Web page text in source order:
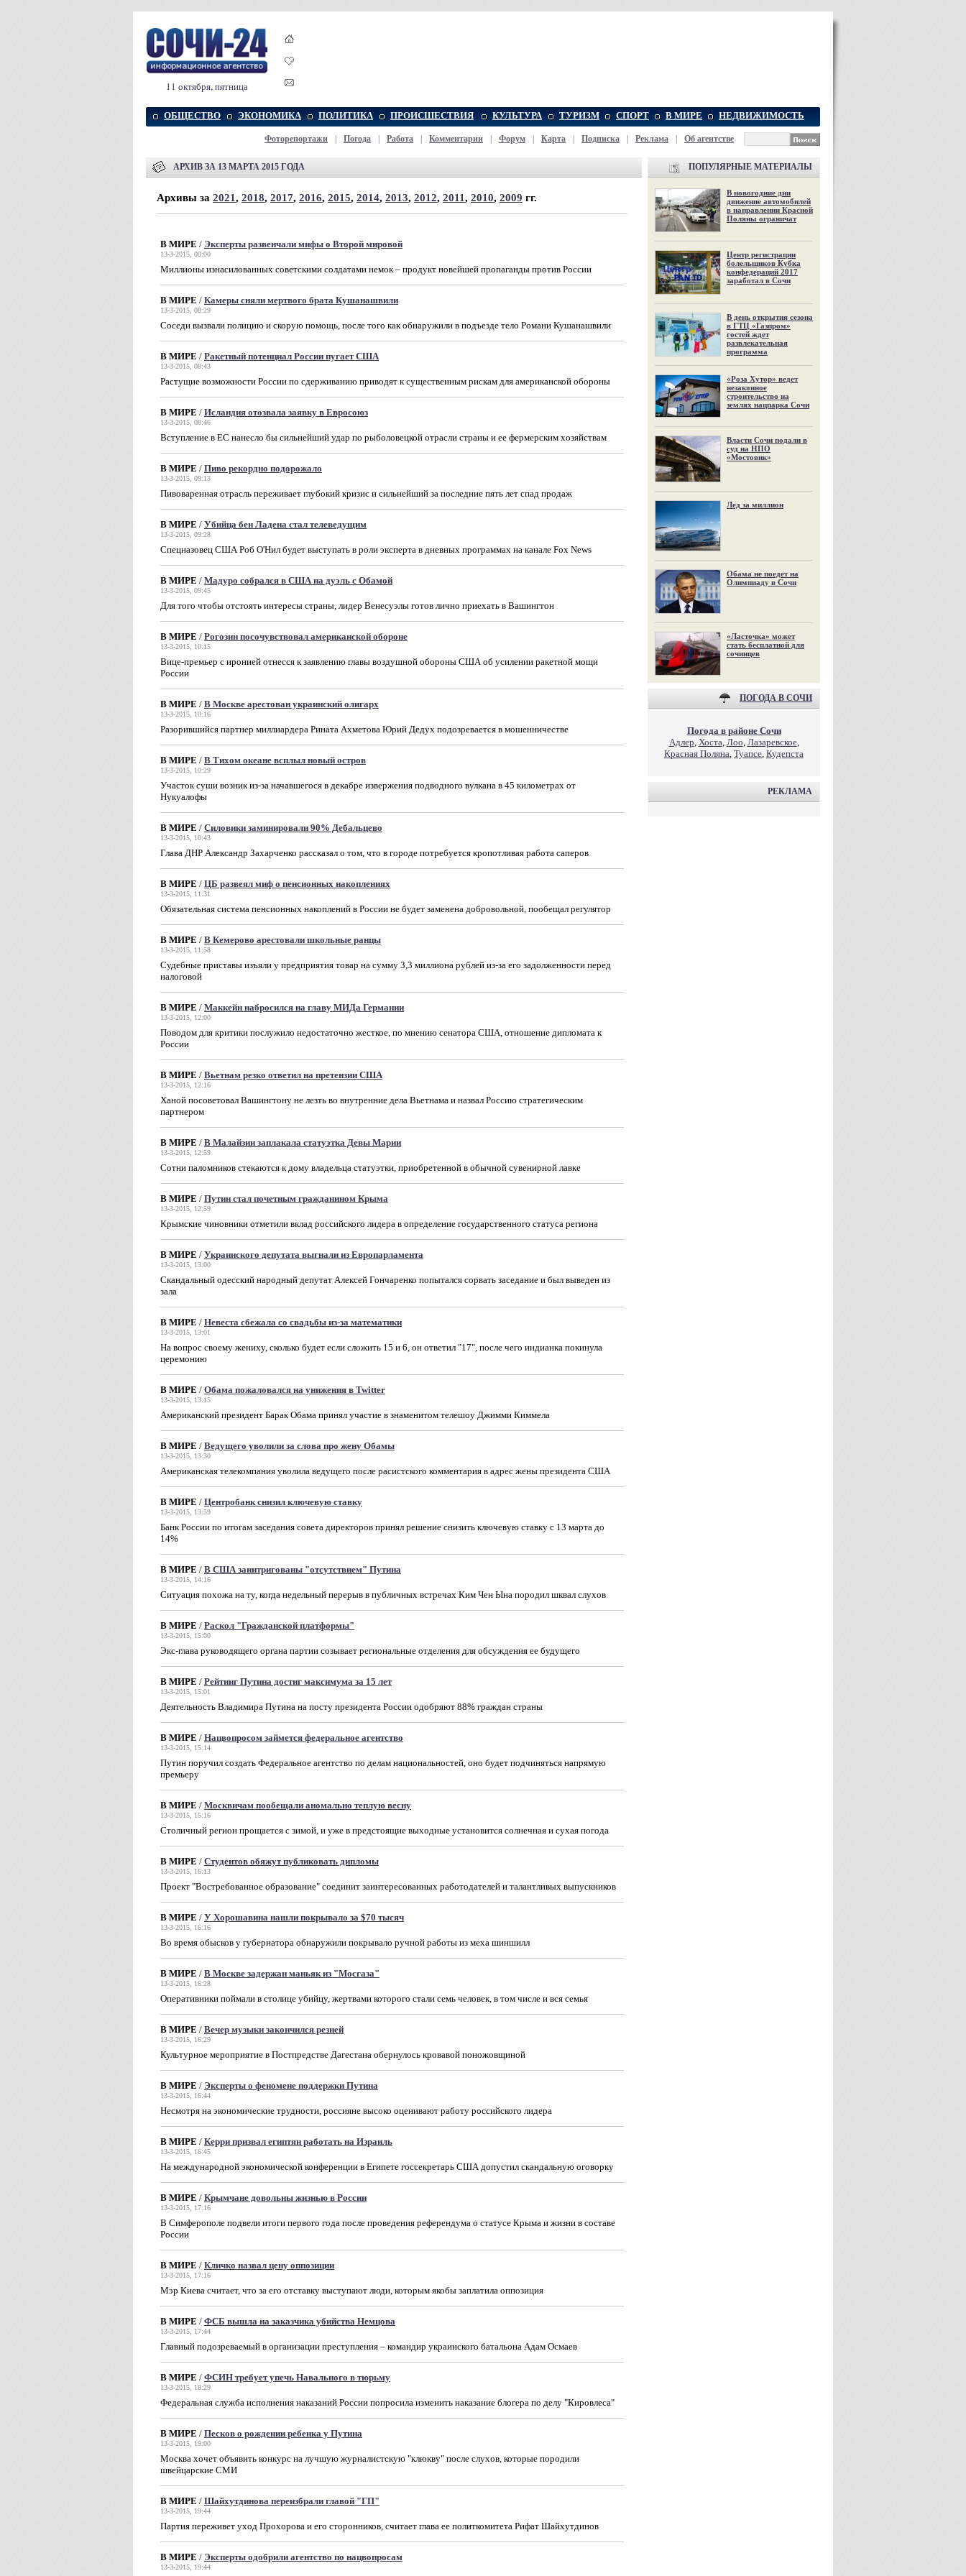
11 октября, пятница
ОБЩЕСТВО ЭКОНОМИКА ПОЛИТИКА ПРОИСШЕСТВИЯ КУЛЬТУРА ТУРИЗМ СПОРТ В МИРЕ НЕДВИЖИМОСТЬ
Фоторепортажи Погода Работа Комментарии Форум Карта Подписка Реклама Об агентстве
АРХИВ ЗА 13 МАРТА 2015 ГОДА
Архивы за 2021, 2018, 2017, 2016, 2015, 2014, 2013, 2012, 2011, 2010, 2009 гг.
В МИРЕ / Эксперты развенчали мифы о Второй мировой
13-3-2015, 00:00
Миллионы изнасилованных советскими солдатами немок – продукт новейшей пропаганды против России
В МИРЕ / Камеры сняли мертвого брата Кушанашвили
13-3-2015, 08:29
Соседи вызвали полицию и скорую помощь, после того как обнаружили в подъезде тело Романи Кушанашвили
В МИРЕ / Ракетный потенциал России пугает США
13-3-2015, 08:43
Растущие возможности России по сдерживанию приводят к существенным рискам для американской обороны
В МИРЕ / Исландия отозвала заявку в Евросоюз
13-3-2015, 08:46
Вступление в ЕС нанесло бы сильнейший удар по рыболовецкой отрасли страны и ее фермерским хозяйствам
В МИРЕ / Пиво рекордно подорожало
13-3-2015, 09:13
Пивоваренная отрасль переживает глубокий кризис и сильнейший за последние пять лет спад продаж
В МИРЕ / Убийца бен Ладена стал телеведущим
13-3-2015, 09:28
Спецназовец США Роб O'Нил будет выступать в роли эксперта в дневных программах на канале Fox News
В МИРЕ / Мадуро собрался в США на дуэль с Обамой
13-3-2015, 09:45
Для того чтобы отстоять интересы страны, лидер Венесуэлы готов лично приехать в Вашингтон
В МИРЕ / Рогозин посочувствовал американской обороне
13-3-2015, 10:15
Вице-премьер с иронией отнесся к заявлению главы воздушной обороны США об усилении ракетной мощи
России
В МИРЕ / В Москве арестован украинский олигарх
13-3-2015, 10:16
Разорившийся партнер миллиардера Рината Ахметова Юрий Дедух подозревается в мошенничестве
В МИРЕ / В Тихом океане всплыл новый остров
13-3-2015, 10:29
Участок суши возник из-за начавшегося в декабре извержения подводного вулкана в 45 километрах от
Нукуалофы
В МИРЕ / Силовики заминировали 90% Дебальцево
13-3-2015, 10:43
Глава ДНР Александр Захарченко рассказал о том, что в городе потребуется кропотливая работа саперов
В МИРЕ / ЦБ развеял миф о пенсионных накоплениях
13-3-2015, 11:31
Обязательная система пенсионных накоплений в России не будет заменена добровольной, пообещал регулятор
В МИРЕ / В Кемерово арестовали школьные ранцы
13-3-2015, 11:58
Судебные приставы изъяли у предприятия товар на сумму 3,3 миллиона рублей из-за его задолженности перед
налоговой
В МИРЕ / Маккейн набросился на главу МИДа Германии
13-3-2015, 12:00
Поводом для критики послужило недостаточно жесткое, по мнению сенатора США, отношение дипломата к
России
В МИРЕ / Вьетнам резко ответил на претензии США
13-3-2015, 12:16
Ханой посоветовал Вашингтону не лезть во внутренние дела Вьетнама и назвал Россию стратегическим
партнером
В МИРЕ / В Малайзии заплакала статуэтка Девы Марии
13-3-2015, 12:59
Сотни паломников стекаются к дому владельца статуэтки, приобретенной в обычной сувенирной лавке
В МИРЕ / Путин стал почетным гражданином Крыма
13-3-2015, 12:59
Крымские чиновники отметили вклад российского лидера в определение государственного статуса региона
В МИРЕ / Украинского депутата выгнали из Европарламента
13-3-2015, 13:00
Скандальный одесский народный депутат Алексей Гончаренко попытался сорвать заседание и был выведен из
зала
В МИРЕ / Невеста сбежала со свадьбы из-за математики
13-3-2015, 13:01
На вопрос своему жениху, сколько будет если сложить 15 и 6, он ответил "17", после чего индианка покинула
церемонию
В МИРЕ / Обама пожаловался на унижения в Twitter
13-3-2015, 13:15
Американский президент Барак Обама принял участие в знаменитом телешоу Джимми Киммела
В МИРЕ / Ведущего уволили за слова про жену Обамы
13-3-2015, 13:30
Американская телекомпания уволила ведущего после расистского комментария в адрес жены президента США
В МИРЕ / Центробанк снизил ключевую ставку
13-3-2015, 13:59
Банк России по итогам заседания совета директоров принял решение снизить ключевую ставку с 13 марта до
14%
В МИРЕ / В США заинтригованы "отсутствием" Путина
13-3-2015, 14:16
Ситуация похожа на ту, когда недельный перерыв в публичных встречах Ким Чен Ына породил шквал слухов
В МИРЕ / Раскол "Гражданской платформы"
13-3-2015, 15:00
Экс-глава руководящего органа партии созывает региональные отделения для обсуждения ее будущего
В МИРЕ / Рейтинг Путина достиг максимума за 15 лет
13-3-2015, 15:01
Деятельность Владимира Путина на посту президента России одобряют 88% граждан страны
В МИРЕ / Нацвопросом займется федеральное агентство
13-3-2015, 15:14
Путин поручил создать Федеральное агентство по делам национальностей, оно будет подчиняться напрямую
премьеру
В МИРЕ / Москвичам пообещали аномально теплую весну
13-3-2015, 15:16
Столичный регион прощается с зимой, и уже в предстоящие выходные установится солнечная и сухая погода
В МИРЕ / Студентов обяжут публиковать дипломы
13-3-2015, 16:13
Проект "Востребованное образование" соединит заинтересованных работодателей и талантливых выпускников
В МИРЕ / У Хорошавина нашли покрывало за $70 тысяч
13-3-2015, 16:16
Во время обысков у губернатора обнаружили покрывало ручной работы из меха шиншилл
В МИРЕ / В Москве задержан маньяк из "Мосгаза"
13-3-2015, 16:28
Оперативники поймали в столице убийцу, жертвами которого стали семь человек, в том числе и вся семья
В МИРЕ / Вечер музыки закончился резней
13-3-2015, 16:29
Культурное мероприятие в Постпредстве Дагестана обернулось кровавой поножовщиной
В МИРЕ / Эксперты о феномене поддержки Путина
13-3-2015, 16:44
Несмотря на экономические трудности, россияне высоко оценивают работу российского лидера
В МИРЕ / Керри призвал египтян работать на Израиль
13-3-2015, 16:45
На международной экономической конференции в Египете госсекретарь США допустил скандальную оговорку
В МИРЕ / Крымчане довольны жизнью в России
13-3-2015, 17:16
В Симферополе подвели итоги первого года после проведения референдума о статусе Крыма и жизни в составе
России
В МИРЕ / Кличко назвал цену оппозиции
13-3-2015, 17:16
Мэр Киева считает, что за его отставку выступают люди, которым якобы заплатила оппозиция
В МИРЕ / ФСБ вышла на заказчика убийства Немцова
13-3-2015, 17:44
Главный подозреваемый в организации преступления – командир украинского батальона Адам Осмаев
В МИРЕ / ФСИН требует упечь Навального в тюрьму
13-3-2015, 18:29
Федеральная служба исполнения наказаний России попросила изменить наказание блогера по делу "Кировлеса"
В МИРЕ / Песков о рождении ребенка у Путина
13-3-2015, 19:00
Москва хочет объявить конкурс на лучшую журналистскую "клюкву" после слухов, которые породили
швейцарские СМИ
В МИРЕ / Шайхутдинова переизбрали главой "ГП"
13-3-2015, 19:44
Партия переживет уход Прохорова и его сторонников, считает глава ее политкомитета Рифат Шайхутдинов
В МИРЕ / Эксперты одобрили агентство по нацвопросам
13-3-2015, 19:44
ПОПУЛЯРНЫЕ МАТЕРИАЛЫ
В новогодние дни
движение автомобилей
в направлении Красной
Поляны ограничат
Центр регистрации
болельщиков Кубка
конфедераций 2017
заработал в Сочи
В день открытия сезона
в ГТЦ «Газпром»
гостей ждет
развлекательная
программа
«Роза Хутор» ведет
незаконное
строительство на
землях нацпарка Сочи
Власти Сочи подали в
суд на НПО
«Мостовик»
Лед за миллион
Обама не поедет на
Олимпиаду в Сочи
«Ласточка» может
стать бесплатной для
сочинцев
ПОГОДА В СОЧИ
Погода в районе Сочи
Адлер, Хоста, Лоо, Лазаревское,
Красная Поляна, Туапсе, Кудепста
РЕКЛАМА